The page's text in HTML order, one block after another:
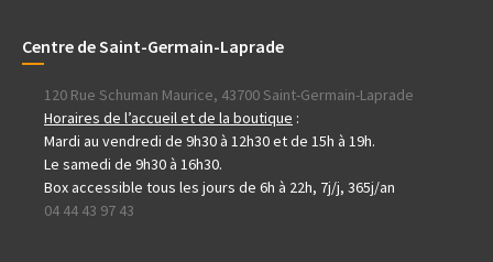
Centre de Saint-Germain-Laprade
120 Rue Schuman Maurice, 43700 Saint-Germain-Laprade
Horaires de l’accueil et de la boutique :
Mardi au vendredi de 9h30 à 12h30 et de 15h à 19h.
Le samedi de 9h30 à 16h30.
Box accessible tous les jours de 6h à 22h, 7j/j, 365j/an
04 44 43 97 43